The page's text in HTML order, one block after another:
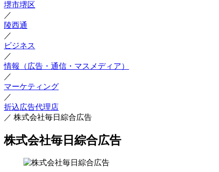
堺市堺区
／
陵西通
／
ビジネス
／
情報（広告・通信・マスメディア）
／
マーケティング
／
折込広告代理店
／ 株式会社毎日綜合広告
株式会社毎日綜合広告